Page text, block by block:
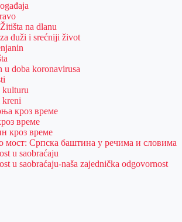
na dlanu
duži i srećniji život
u doba koronavirusa
kulturu
kreni
кроз време
време
кроз време
мост: Српска баштина у речима и словима
u saobraćaju
u saobraćaju-naša zajednička odgovornost